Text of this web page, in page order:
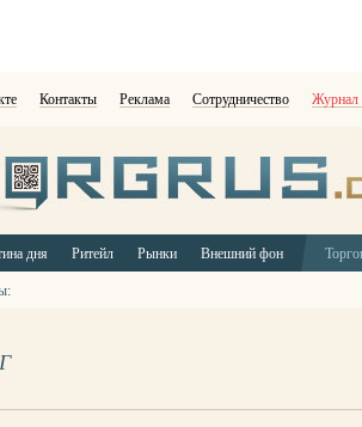
Контакты Реклама Сотрудничество Журнал
дня Ритейл Рынки Внешний фон